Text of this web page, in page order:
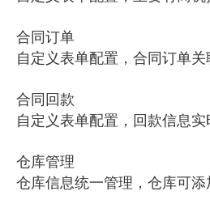
合同订单
自定义表单配置，合同订单
合同回款
自定义表单配置，回款信息
仓库管理
仓库信息统一管理，仓库可